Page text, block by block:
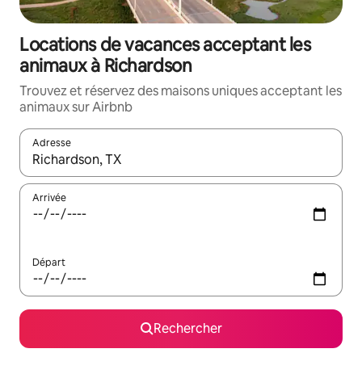
Locations de vacances acceptant les
animaux à Richardson
Trouvez et réservez des maisons uniques acceptant les
animaux sur Airbnb
Adresse
Lorsque les résultats s'affichent, utilisez les flèches vers le
Arrivée
Départ
Rechercher